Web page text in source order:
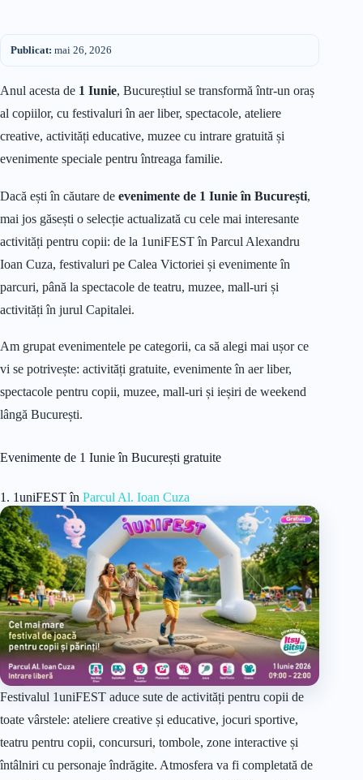
Publicat: mai 26, 2026
Anul acesta de 1 Iunie, Bucureștiul se transformă într-un oraș
al copiilor, cu festivaluri în aer liber, spectacole, ateliere
creative, activități educative, muzee cu intrare gratuită și
evenimente speciale pentru întreaga familie.
Dacă ești în căutare de evenimente de 1 Iunie în București,
mai jos găsești o selecție actualizată cu cele mai interesante
activități pentru copii: de la 1uniFEST în Parcul Alexandru
Ioan Cuza, festivaluri pe Calea Victoriei și evenimente în
parcuri, până la spectacole de teatru, muzee, mall-uri și
activități în jurul Capitalei.
Am grupat evenimentele pe categorii, ca să alegi mai ușor ce
vi se potrivește: activități gratuite, evenimente în aer liber,
spectacole pentru copii, muzee, mall-uri și ieșiri de weekend
lângă București.
Evenimente de 1 Iunie în București gratuite
1. 1uniFEST în Parcul Al. Ioan Cuza
Festivalul 1uniFEST aduce sute de activități pentru copii de
toate vârstele: ateliere creative și educative, jocuri sportive,
teatru pentru copii, concursuri, tombole, zone interactive și
întâlniri cu personaje îndrăgite. Atmosfera va fi completată de